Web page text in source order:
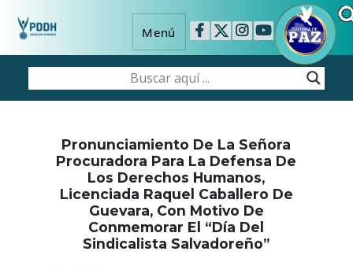
Menú
Pronunciamiento De La Señora
Procuradora Para La Defensa De
Los Derechos Humanos,
Licenciada Raquel Caballero De
Guevara, Con Motivo De
Conmemorar El “Día Del
Sindicalista Salvadoreño”